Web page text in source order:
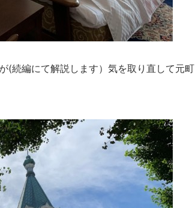
(続編にて解説します）気を取り直して元町